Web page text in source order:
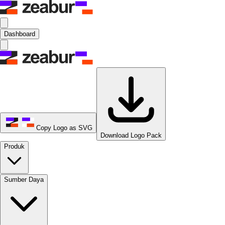
Dashboard
Copy Logo as SVG
Download Logo Pack
Produk
Sumber Daya